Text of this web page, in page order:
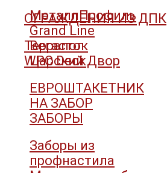
МеталлПрофиль
Grand Line
Вегасток
Царский Двор
ЕВРОШТАКЕТНИК
НА ЗАБОР
ЗАБОРЫ
Заборы из
профнастила
ОГРАЖДЕНИЯ ИЗ ДПК
Террапол
WPC Deck